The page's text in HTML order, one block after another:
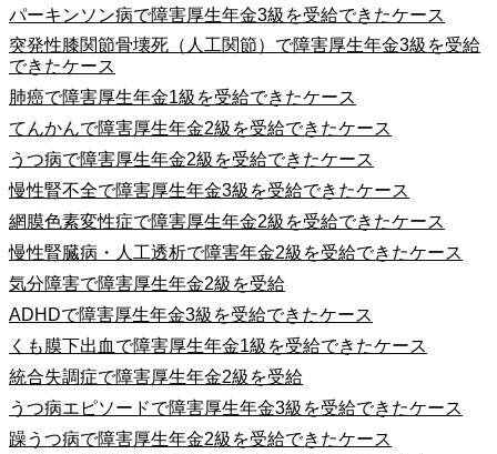
パーキンソン病で障害厚生年金3級を受給できたケース
突発性膝関節骨壊死（人工関節）で障害厚生年金3級を受給
できたケース
肺癌で障害厚生年金1級を受給できたケース
てんかんで障害厚生年金2級を受給できたケース
うつ病で障害厚生年金2級を受給できたケース
慢性腎不全で障害厚生年金3級を受給できたケース
網膜色素変性症で障害厚生年金2級を受給できたケース
慢性腎臓病・人工透析で障害年金2級を受給できたケース
気分障害で障害厚生年金2級を受給
ADHDで障害厚生年金3級を受給できたケース
くも膜下出血で障害厚生年金1級を受給できたケース
統合失調症で障害厚生年金2級を受給
うつ病エピソードで障害厚生年金3級を受給できたケース
躁うつ病で障害厚生年金2級を受給できたケース